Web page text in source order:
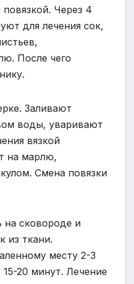
Через 4
для лечения сок,
После чего
Заливают
воды, уваривают
вязкой
на марлю,
Смена повязки
на сковороде и
из ткани.
месту 2-3
20 минут. Лечение